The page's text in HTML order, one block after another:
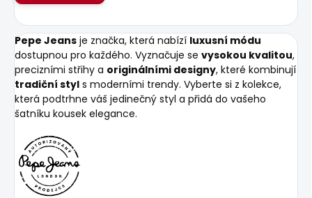
Pepe Jeans je značka, která nabízí luxusní módu
dostupnou pro každého. Vyznačuje se vysokou kvalitou,
precizními střihy a originálními designy, které kombinují
tradiční styl s moderními trendy. Vyberte si z kolekce,
která podtrhne váš jedinečný styl a přidá do vašeho
šatníku kousek elegance.